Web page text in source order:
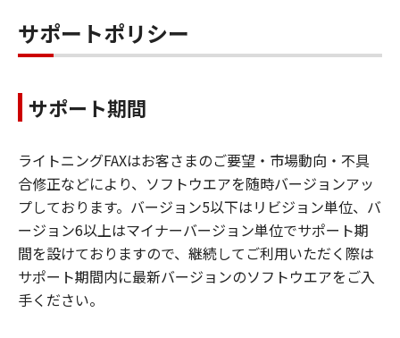
サポートポリシー
サポート期間
ライトニングFAXはお客さまのご要望・市場動向・不具
合修正などにより、ソフトウエアを随時バージョンアッ
プしております。バージョン5以下はリビジョン単位、バ
ージョン6以上はマイナーバージョン単位でサポート期
間を設けておりますので、継続してご利用いただく際は
サポート期間内に最新バージョンのソフトウエアをご入
手ください。